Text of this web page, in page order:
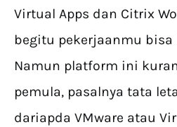
Virtual Apps dan Citrix
begitu pekerjaanmu
Namun platform ini
pemula, pasalnya tata
dariapda VMware atau